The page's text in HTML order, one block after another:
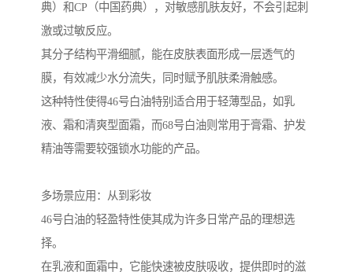
典）和CP（中国药典），对敏感肌肤友好，不会引起刺
激或过敏反应。
其分子结构平滑细腻，能在皮肤表面形成一层透气的
膜，有效减少水分流失，同时赋予肌肤柔滑触感。
这种特性使得46号白油特别适合用于轻薄型品，如乳
液、霜和清爽型面霜，而68号白油则常用于膏霜、护发
精油等需要较强锁水功能的产品。
多场景应用：从到彩妆
46号白油的轻盈特性使其成为许多日常产品的理想选
择。
在乳液和面霜中，它能快速被皮肤吸收，提供即时的滋